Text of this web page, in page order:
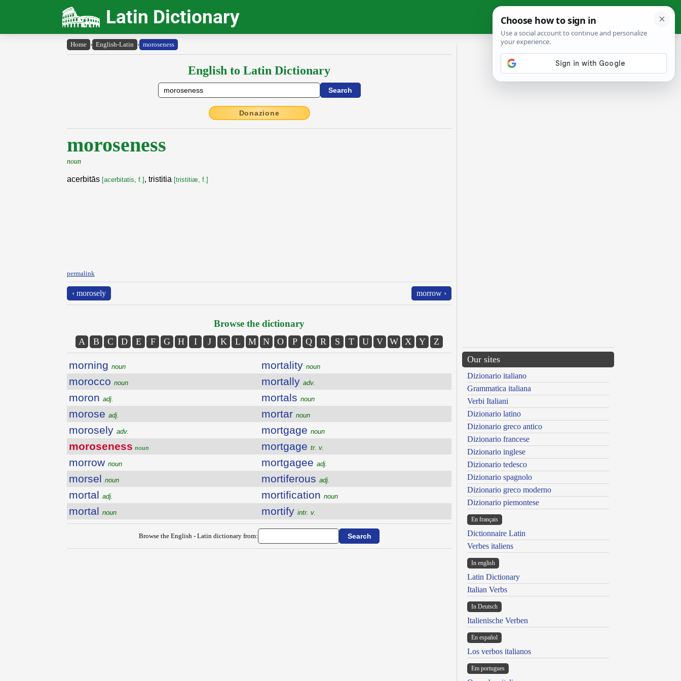
Latin Dictionary
Home › English-Latin › moroseness
English to Latin Dictionary
Donazione
moroseness
noun
acerbitās [acerbitatis, f.] , tristitia [tristitiæ, f.]
permalink
‹ morosely morrow ›
Browse the dictionary
A B C D E F G H I J K L M N O P Q R S T U V W X Y Z
morning noun
morocco noun
moron adj.
morose adj.
morosely adv.
moroseness noun
morrow noun
morsel noun
mortal adj.
mortal noun
mortality noun
mortally adv.
mortals noun
mortar noun
mortgage noun
mortgage tr. v.
mortgagee adj.
mortiferous adj.
mortification noun
mortify intr. v.
Browse the English - Latin dictionary from:
Our sites
Dizionario italiano
Grammatica italiana
Verbi Italiani
Dizionario latino
Dizionario greco antico
Dizionario francese
Dizionario inglese
Dizionario tedesco
Dizionario spagnolo
Dizionario greco moderno
Dizionario piemontese
En français
Dictionnaire Latin
Verbes italiens
In english
Latin Dictionary
Italian Verbs
In Deutsch
Italienische Verben
En español
Los verbos italianos
Em portugues